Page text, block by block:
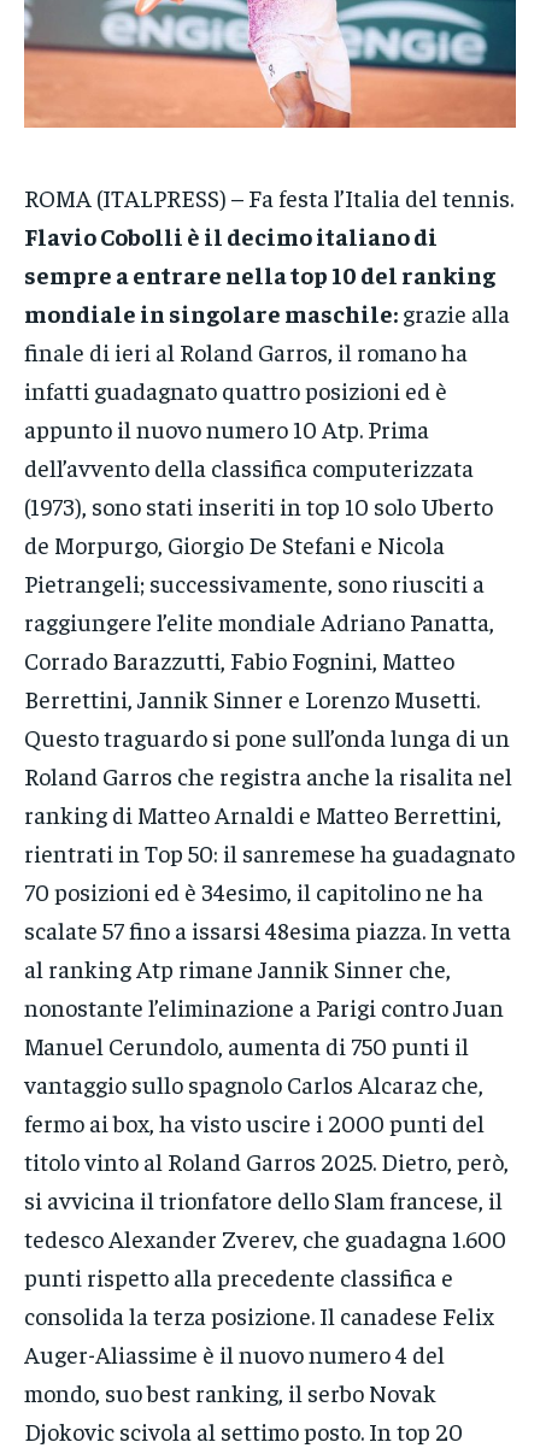
ECONOMIA
CONTATTI
ECONOMIA
CONTATTI
ECONOMIA
CONTATTI
ROMA (ITALPRESS) – Fa festa l’Italia del tennis.
Flavio Cobolli è il decimo italiano di
sempre a entrare nella top 10 del ranking
mondiale in singolare maschile: grazie alla
finale di ieri al Roland Garros, il romano ha
infatti guadagnato quattro posizioni ed è
appunto il nuovo numero 10 Atp. Prima
dell’avvento della classifica computerizzata
(1973), sono stati inseriti in top 10 solo Uberto
de Morpurgo, Giorgio De Stefani e Nicola
Pietrangeli; successivamente, sono riusciti a
raggiungere l’elite mondiale Adriano Panatta,
Corrado Barazzutti, Fabio Fognini, Matteo
Berrettini, Jannik Sinner e Lorenzo Musetti.
Questo traguardo si pone sull’onda lunga di un
Roland Garros che registra anche la risalita nel
ranking di Matteo Arnaldi e Matteo Berrettini,
rientrati in Top 50: il sanremese ha guadagnato
70 posizioni ed è 34esimo, il capitolino ne ha
scalate 57 fino a issarsi 48esima piazza. In vetta
al ranking Atp rimane Jannik Sinner che,
nonostante l’eliminazione a Parigi contro Juan
Manuel Cerundolo, aumenta di 750 punti il
vantaggio sullo spagnolo Carlos Alcaraz che,
fermo ai box, ha visto uscire i 2000 punti del
titolo vinto al Roland Garros 2025. Dietro, però,
si avvicina il trionfatore dello Slam francese, il
tedesco Alexander Zverev, che guadagna 1.600
punti rispetto alla precedente classifica e
consolida la terza posizione. Il canadese Felix
Auger-Aliassime è il nuovo numero 4 del
mondo, suo best ranking, il serbo Novak
Djokovic scivola al settimo posto. In top 20